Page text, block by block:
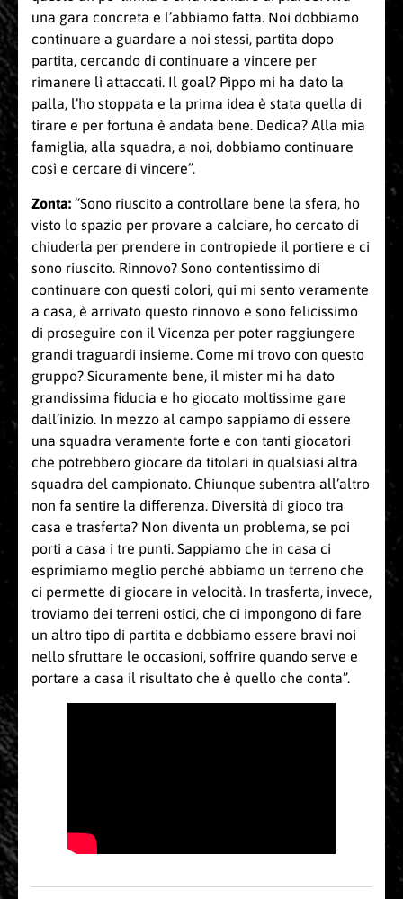
una gara concreta e l’abbiamo fatta. Noi dobbiamo
continuare a guardare a noi stessi, partita dopo
partita, cercando di continuare a vincere per
rimanere lì attaccati. Il goal? Pippo mi ha dato la
palla, l’ho stoppata e la prima idea è stata quella di
tirare e per fortuna è andata bene. Dedica? Alla mia
famiglia, alla squadra, a noi, dobbiamo continuare
così e cercare di vincere”.
Zonta: “Sono riuscito a controllare bene la sfera, ho
visto lo spazio per provare a calciare, ho cercato di
chiuderla per prendere in contropiede il portiere e ci
sono riuscito. Rinnovo? Sono contentissimo di
continuare con questi colori, qui mi sento veramente
a casa, è arrivato questo rinnovo e sono felicissimo
di proseguire con il Vicenza per poter raggiungere
grandi traguardi insieme. Come mi trovo con questo
gruppo? Sicuramente bene, il mister mi ha dato
grandissima fiducia e ho giocato moltissime gare
dall’inizio. In mezzo al campo sappiamo di essere
una squadra veramente forte e con tanti giocatori
che potrebbero giocare da titolari in qualsiasi altra
squadra del campionato. Chiunque subentra all’altro
non fa sentire la differenza. Diversità di gioco tra
casa e trasferta? Non diventa un problema, se poi
porti a casa i tre punti. Sappiamo che in casa ci
esprimiamo meglio perché abbiamo un terreno che
ci permette di giocare in velocità. In trasferta, invece,
troviamo dei terreni ostici, che ci impongono di fare
un altro tipo di partita e dobbiamo essere bravi noi
nello sfruttare le occasioni, soffrire quando serve e
portare a casa il risultato che è quello che conta”.